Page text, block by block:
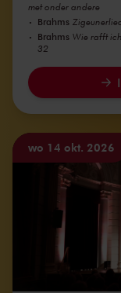
met onder andere
Brahms
Brahms Wie rafft
32
wo 14 okt. 2026